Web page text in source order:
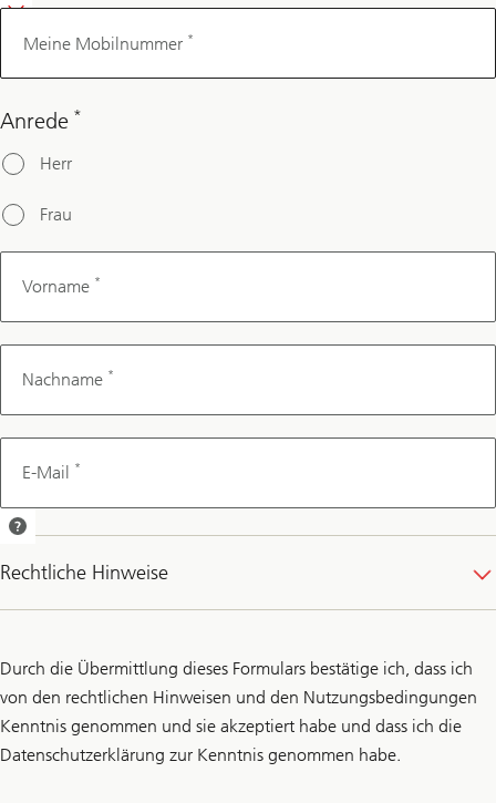
Meine Mobilnummer *
Anrede *
Herr
Frau
Vorname *
Nachname *
E-Mail *
Wir senden Ihnen
Terminbestätigung
per E-Mail.
Rechtliche Hinweise
Durch die Übermittlung dieses Formulars bestätige ich, dass ich
von den rechtlichen Hinweisen und den Nutzungsbedingungen
Kenntnis genommen und sie akzeptiert habe und dass ich die
Datenschutzerklärung zur Kenntnis genommen habe.